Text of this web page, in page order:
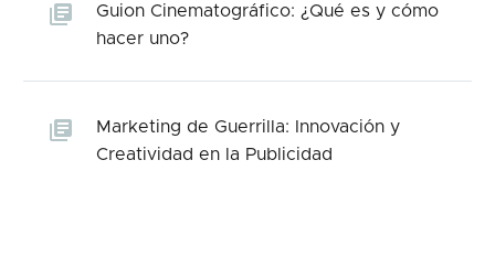
Guion Cinematográfico: ¿Qué es y cómo
hacer uno?
Marketing de Guerrilla: Innovación y
Creatividad en la Publicidad